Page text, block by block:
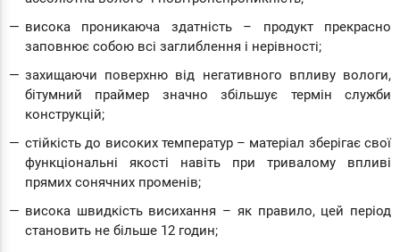
висока проникаюча здатність – продукт прекрасно
заповнює собою всі заглиблення і нерівності;
захищаючи поверхню від негативного впливу вологи,
бітумний праймер значно збільшує термін служби
конструкцій;
стійкість до високих температур – матеріал зберігає свої
функціональні якості навіть при тривалому впливі
прямих сонячних променів;
висока швидкість висихання – як правило, цей період
становить не більше 12 годин;